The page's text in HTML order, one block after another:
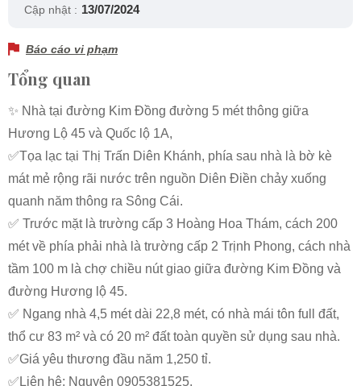
Cập nhật : 13/07/2024
Báo cáo vi phạm
Tổng quan
✨ Nhà tại đường Kim Đồng đường 5 mét thông giữa
Hương Lộ 45 và Quốc lộ 1A,
✅Tọa lạc tại Thị Trấn Diên Khánh, phía sau nhà là bờ kè
mát mẻ rộng rãi nước trên nguồn Diên Điền chảy xuống
quanh năm thông ra Sông Cái.
✅ Trước mặt là trường cấp 3 Hoàng Hoa Thám, cách 200
mét về phía phải nhà là trường cấp 2 Trịnh Phong, cách nhà
tầm 100 m là chợ chiều nút giao giữa đường Kim Đồng và
đường Hương lộ 45.
✅ Ngang nhà 4,5 mét dài 22,8 mét, có nhà mái tôn full đất,
thổ cư 83 m² và có 20 m² đất toàn quyền sử dụng sau nhà.
✅Giá yêu thương đầu năm 1,250 tỉ.
✅Liên hệ: Nguyên 0905381525.